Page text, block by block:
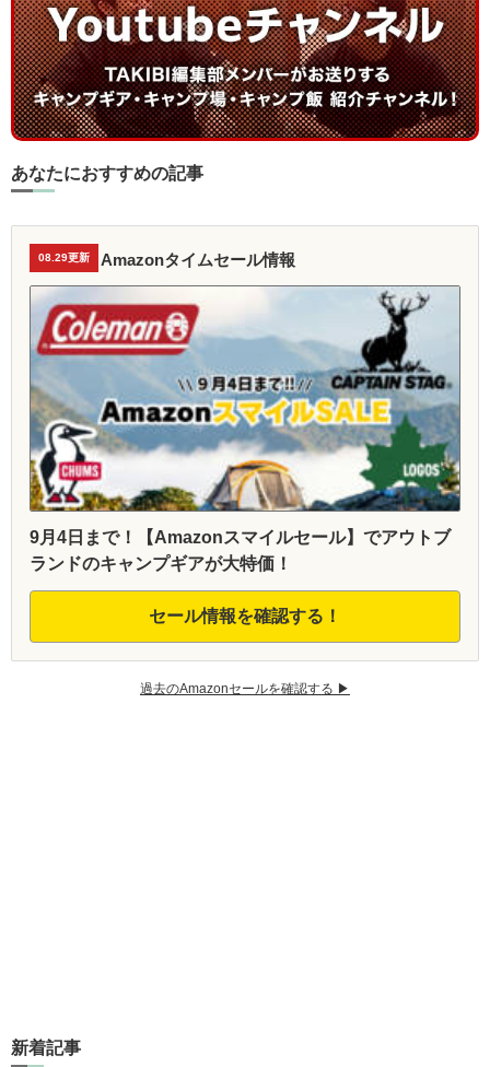
あなたにおすすめの記事
08.29更新 Amazonタイムセール情報
9月4日まで！【Amazonスマイルセール】でアウトブ
ランドのキャンプギアが大特価！
セール情報を確認する！
過去のAmazonセールを確認する ▶︎
新着記事